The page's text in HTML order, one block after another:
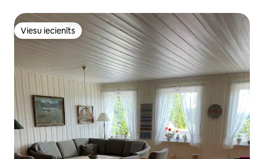
Viesu iecienīts
Viesu iecienīts